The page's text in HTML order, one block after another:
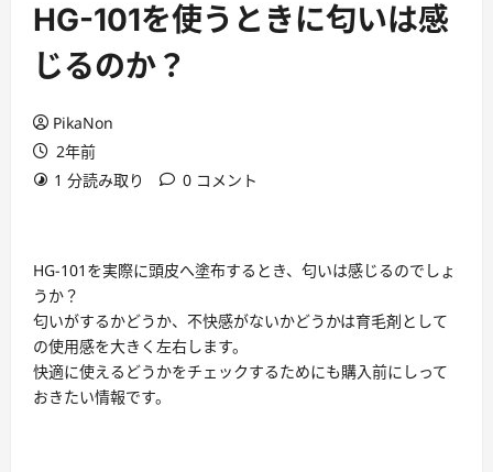
HG-101を使うときに匂いは感
じるのか？
PikaNon
2年前
1 分読み取り
0 コメント
HG-101を実際に頭皮へ塗布するとき、匂いは感じるのでしょ
うか？
匂いがするかどうか、不快感がないかどうかは育毛剤として
の使用感を大きく左右します。
快適に使えるどうかをチェックするためにも購入前にしって
おきたい情報です。